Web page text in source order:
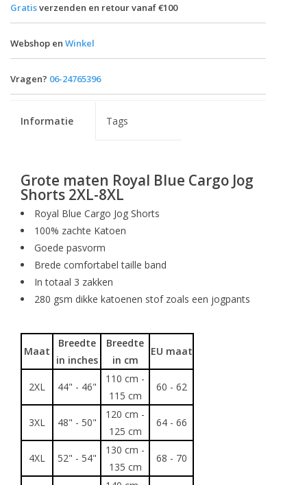
Gratisverzenden en retour vanaf €100
Webshop en Winkel
Vragen? 06-24765396
Informatie Tags
Grote maten Royal Blue Cargo Jog
Shorts 2XL-8XL
Royal Blue Cargo Jog Shorts
100% zachte Katoen
Goede pasvorm
Brede comfortabel taille band
In totaal 3 zakken
280 gsm dikke katoenen stof zoals een jogpants
Maat
Breedte
in inches
Breedte
in cm
EU maat
2XL 44" - 46"
110 cm -
115 cm
60 - 62
3XL 48" - 50"
120 cm -
125 cm
64 - 66
4XL 52" - 54"
130 cm -
135 cm
68 - 70